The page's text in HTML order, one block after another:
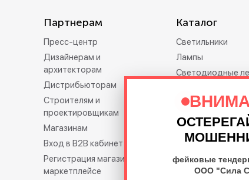
фейковые
ООО "Сила
Партнерам
Пресс-центр
Дизайнерам и
архитекторам
Дистрибьюторам
Строителям и
проектировщикам
Магазинам
Вход в B2B кабинет
Регистрация магазина на
маркетплейсе
Каталог
Светильники
Лампы
Светодиодные
Электротовары
Праздничное
Освещение
класса Feron.PRO